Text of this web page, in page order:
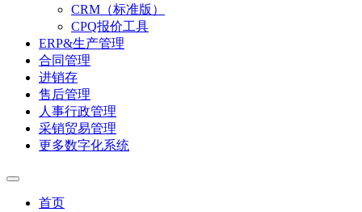
CRM（标准版）
CPQ报价工具
ERP&生产管理
合同管理
进销存
售后管理
人事行政管理
采销贸易管理
更多数字化系统
首页